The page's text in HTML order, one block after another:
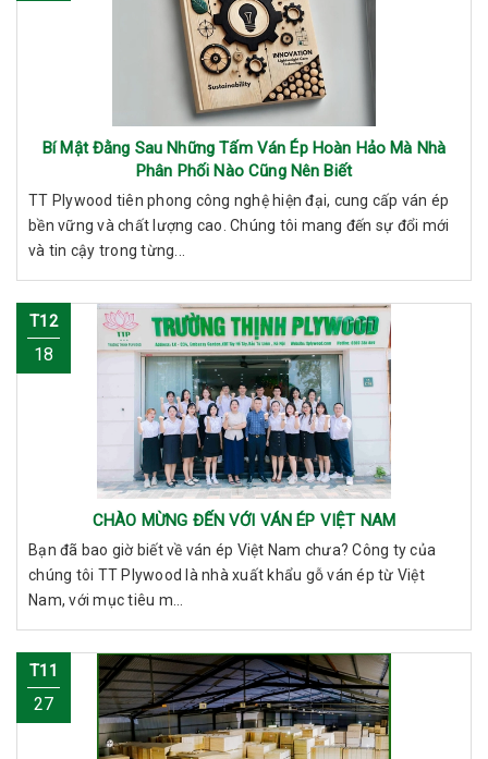
Bí Mật Đằng Sau Những Tấm Ván Ép Hoàn Hảo Mà Nhà
Phân Phối Nào Cũng Nên Biết
TT Plywood tiên phong công nghệ hiện đại, cung cấp ván ép
bền vững và chất lượng cao. Chúng tôi mang đến sự đổi mới
và tin cậy trong từng...
T12
18
CHÀO MỪNG ĐẾN VỚI VÁN ÉP VIỆT NAM
Bạn đã bao giờ biết về ván ép Việt Nam chưa? Công ty của
chúng tôi TT Plywood là nhà xuất khẩu gỗ ván ép từ Việt
Nam, với mục tiêu m...
T11
27